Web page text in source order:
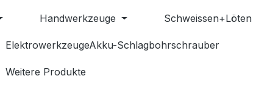
Handwerkzeuge Schweissen+Löten
ElektrowerkzeugeAkku-Schlagbohrschrauber
Weitere Produkte